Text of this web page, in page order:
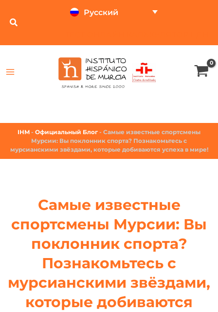
Русский
IHM - Официальный Блог - Самые известные спортсмены
Мурсии: Вы поклонник спорта? Познакомьтесь с
мурсианскими звёздами, которые добиваются успеха в мире!
Самые известные
спортсмены Мурсии: Вы
поклонник спорта?
Познакомьтесь с
мурсианскими звёздами,
которые добиваются